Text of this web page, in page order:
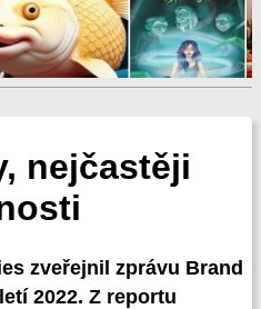
nejčastěji
zveřejnil zprávu Brand
2022. Z reportu